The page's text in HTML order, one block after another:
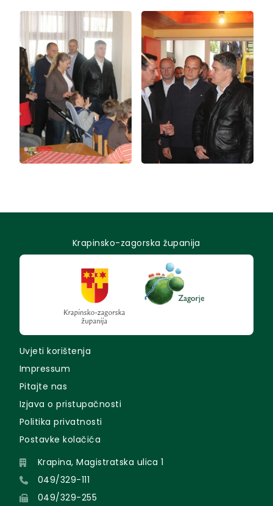
Krapinsko-zagorska županija
Uvjeti korištenja
Impressum
Pitajte nas
Izjava o pristupačnosti
Politika privatnosti
Postavke kolačića
Krapina, Magistratska ulica 1
049/329-111
049/329-255